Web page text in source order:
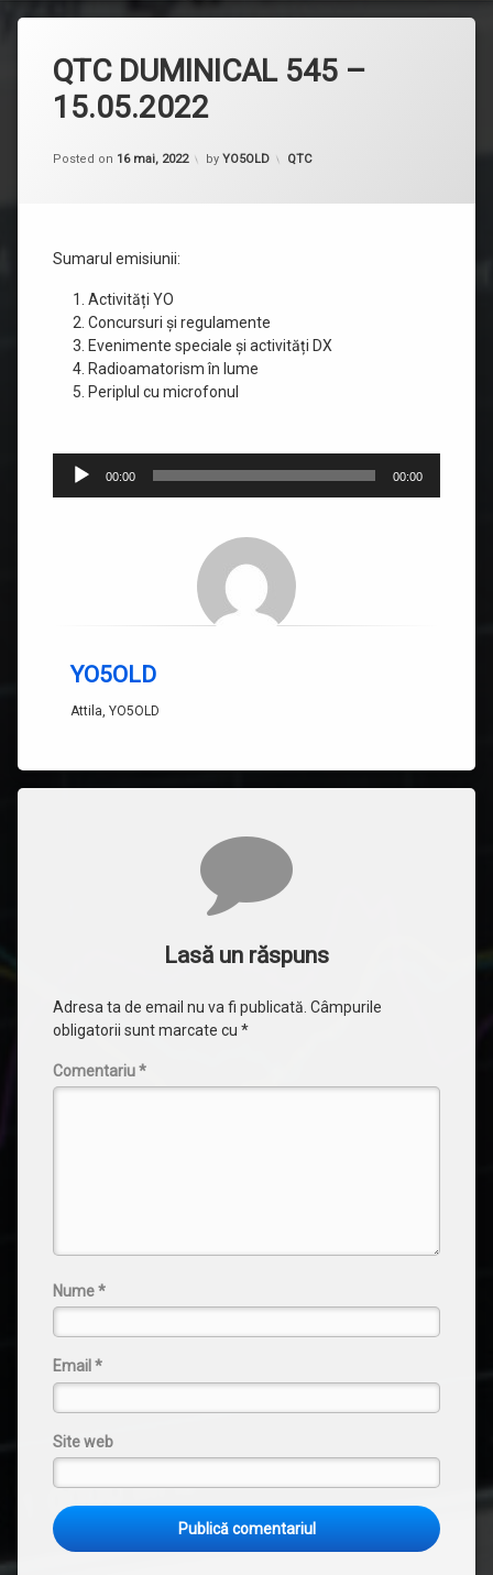
QTC DUMINICAL 545 –
15.05.2022
Posted on 16 mai, 2022 by YO5OLD Categorii:
QTC
Sumarul emisiunii:
Activități YO
Concursuri și regulamente
Evenimente speciale și activități DX
Radioamatorism în lume
Periplul cu microfonul
Player
audio
00:00 00:00
YO5OLD
Attila, YO5OLD
Lasă un răspuns
Adresa ta de email nu va fi publicată. Câmpurile
obligatorii sunt marcate cu *
Comentariu*
Nume*
Email *
Site web